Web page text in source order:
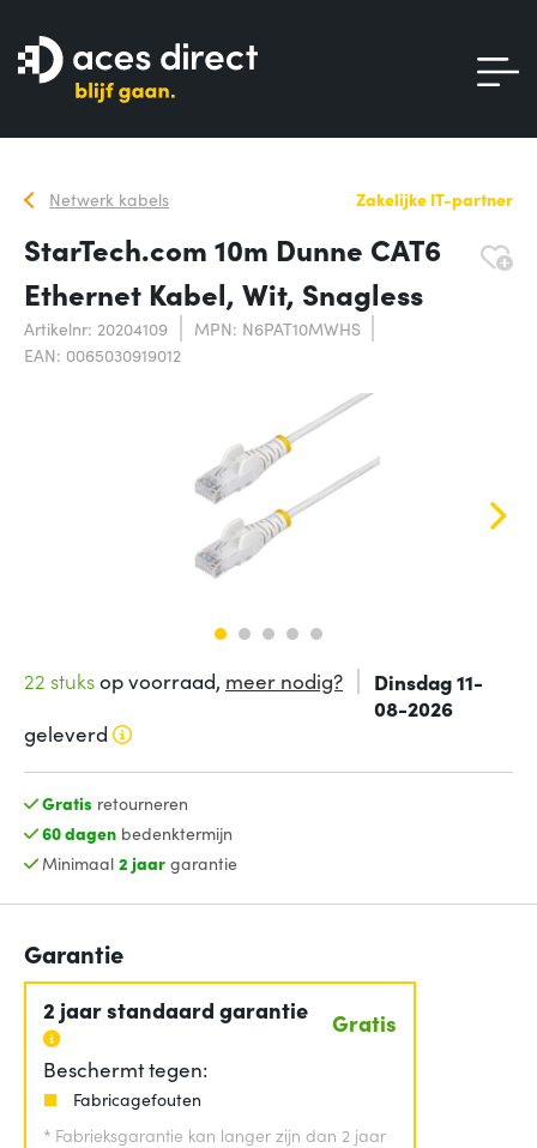
Netwerk kabels Zakelijke IT-partner
StarTech.com 10m Dunne CAT6
Ethernet Kabel, Wit, Snagless
Artikelnr: 20204109
MPN: N6PAT10MWHS
EAN: 0065030919012
22 stuksop voorraad, meer nodig?
Dinsdag 11-
08-2026
geleverd
Gratis retourneren
60 dagenbedenktermijn
Minimaal 2 jaargarantie
Garantie
2 jaar standaard garantie Gratis
Beschermt tegen:
Fabricagefouten
* Fabrieksgarantie kan langer zijn dan 2 jaar